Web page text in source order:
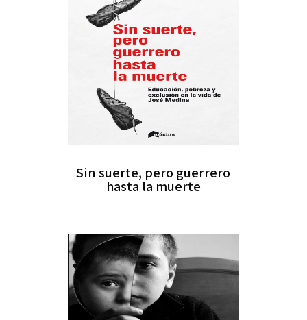
Sin suerte, pero guerrero
hasta la muerte